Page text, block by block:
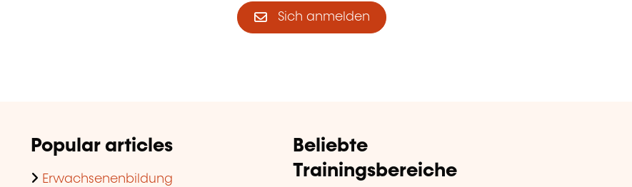
Sich anmelden
Popular articles
Erwachsenenbildung
Beliebte
Trainingsbereiche